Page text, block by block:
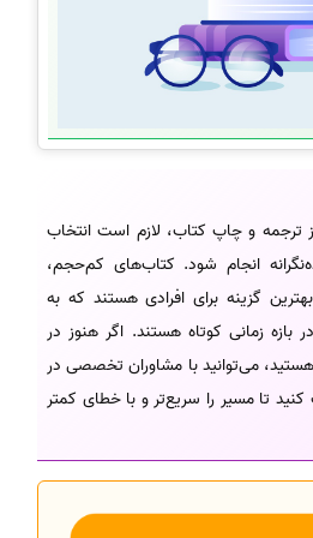
ترجمه و چاپ کتاب، لازم است انتخاب
انجام شود. کتاب‌های کم‌حجم،
گزینه برای افرادی هستند که به
بازه زمانی کوتاه‌ هستند. اگر هنوز در
می‌توانید با مشاوران تخصصی در
تا مسیر را سریع‌تر و با خطای کمتر